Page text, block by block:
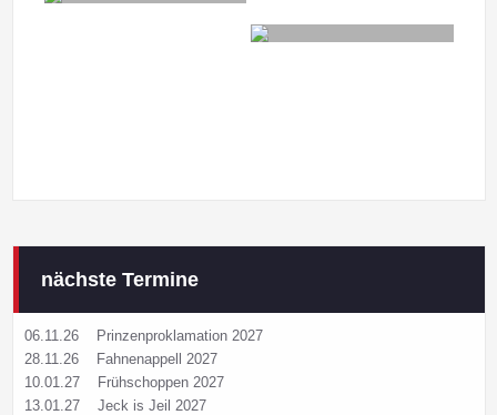
nächste Termine
06.11.26
Prinzenproklamation 2027
28.11.26
Fahnenappell 2027
10.01.27
Frühschoppen 2027
13.01.27 Jeck is Jeil 2027